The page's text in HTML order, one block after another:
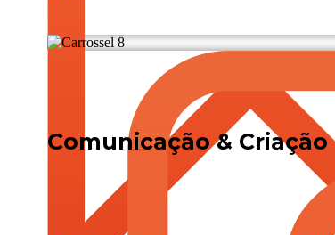
Comunicação & Criação